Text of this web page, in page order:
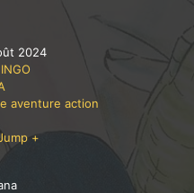
2024
aventure action
+